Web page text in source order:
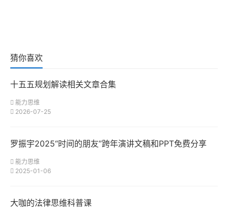
猜你喜欢
十五五规划解读相关文章合集
能力思维
2026-07-25
罗振宇2025“时间的朋友”跨年演讲文稿和PPT免费分享
能力思维
2025-01-06
大咖的法律思维科普课